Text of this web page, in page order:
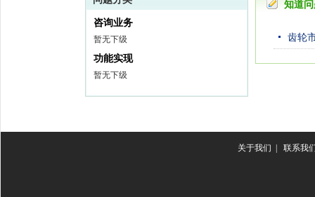
咨询业务
暂无下级
功能实现
暂无下级
知道
齿轮
关于我们 联系我